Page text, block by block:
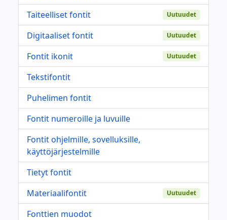
Taiteelliset fontit
Uutuudet
Digitaaliset fontit Uutuudet
Fontit ikonit Uutuudet
Tekstifontit
Puhelimen fontit
Fontit numeroille ja luvuille
Fontit ohjelmille, sovelluksille,
käyttöjärjestelmille
Tietyt fontit
Materiaalifontit
Uutuudet
Fonttien muodot